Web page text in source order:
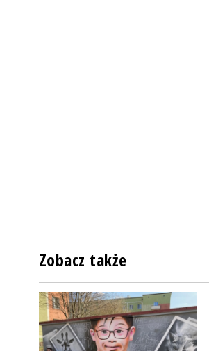
Zobacz także